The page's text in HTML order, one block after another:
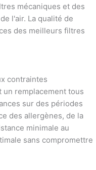
mécaniques et des
l'air. La qualité de
des meilleurs filtres
contraintes
remplacement tous
sur des périodes
des allergènes, de la
minimale au
sans compromettre